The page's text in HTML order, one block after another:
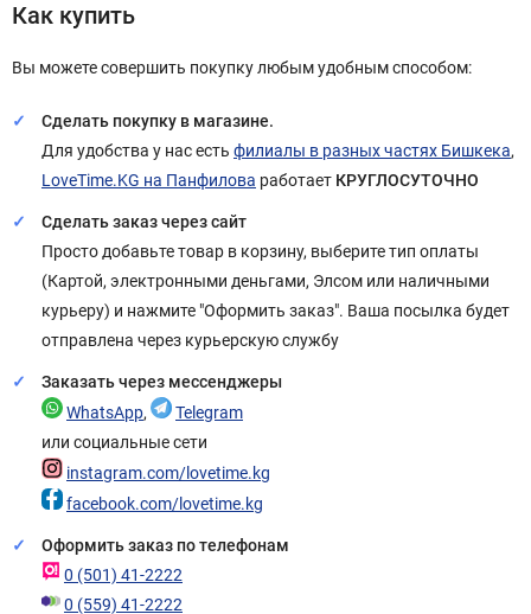
Как купить
Вы можете совершить покупку любым удобным способом:
Сделать покупку в магазине.
Для удобства у нас есть филиалы в разных частях Бишкека,
LoveTime.KG на Панфилова работает КРУГЛОСУТОЧНО
Сделать заказ через сайт
Просто добавьте товар в корзину, выберите тип оплаты
(Картой, электронными деньгами, Элсом или наличными
курьеру) и нажмите "Оформить заказ". Ваша посылка будет
отправлена через курьерскую службу
Заказать через мессенджеры
WhatsApp,
Telegram
или социальные сети
instagram.com/lovetime.kg
facebook.com/lovetime.kg
Оформить заказ по телефонам
0 (501) 41-2222
0 (559) 41-2222